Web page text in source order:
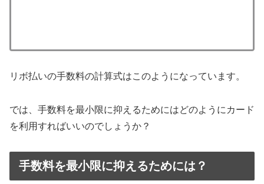
リボ払いの手数料の計算式はこのようになっています。
では、手数料を最小限に抑えるためにはどのようにカード
を利用すればいいのでしょうか？
手数料を最小限に抑えるためには？